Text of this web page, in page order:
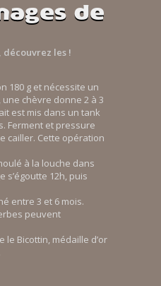
de
les !
180 g et nécessite un
chèvre donne 2 à 3
est mis dans un tank
Ferment et pressure
cailler. Cette opération
à la louche dans
s’égoutte 12h, puis
entre 3 et 6 mois.
peuvent
le Bicottin, médaille d’or